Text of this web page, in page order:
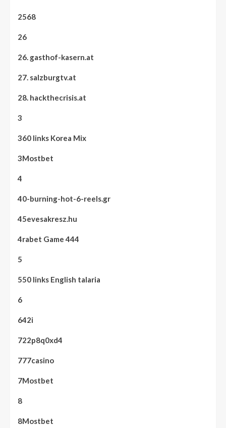
2568
26
26. gasthof-kasern.at
27. salzburgtv.at
28. hackthecrisis.at
3
360 links Korea Mix
3Mostbet
4
40-burning-hot-6-reels.gr
45evesakresz.hu
4rabet Game 444
5
550 links English talaria
6
642i
722p8q0xd4
777casino
7Mostbet
8
8Mostbet